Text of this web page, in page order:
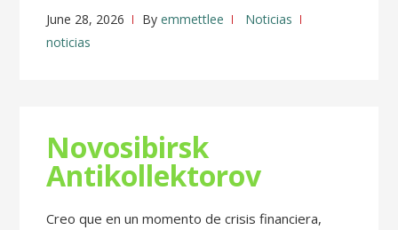
June 28, 2026 Byemmettlee
Noticias
noticias
Novosibirsk
Antikollektorov
Creo que en un momento de crisis financiera,